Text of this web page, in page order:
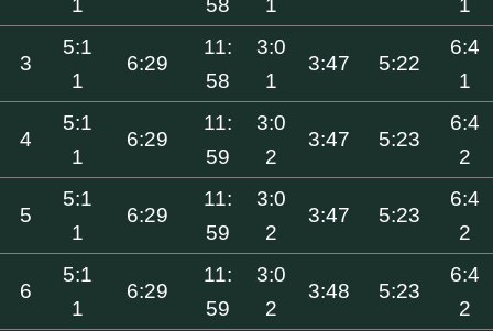
3
5:1
1
6:29
11:
58
3:0
1
3:47 5:22
6:4
1
4
5:1
1
6:29
11:
59
3:0
2
3:47 5:23
6:4
2
5
5:1
1
6:29
11:
59
3:0
2
3:47 5:23
6:4
2
6
5:1
1
6:29
11:
59
3:0
2
3:48 5:23
6:4
2